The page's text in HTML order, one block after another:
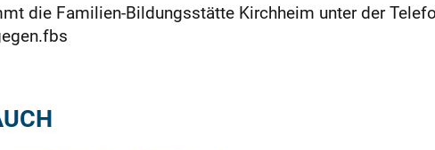
die Familien-Bildungsstätte Kirchheim unter der